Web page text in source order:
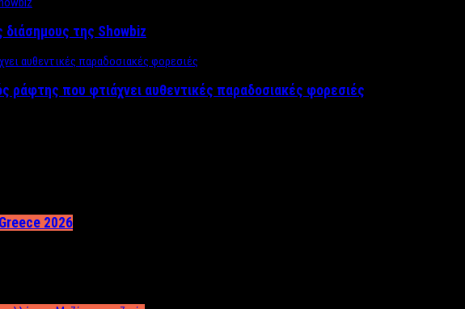
διάσημους της Showbiz
ράφτης που φτιάχνει αυθεντικές παραδοσιακές φορεσιές
2026